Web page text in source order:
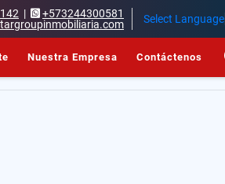
|
+573244300581
Select Language
Nuestra Empresa Contáctenos